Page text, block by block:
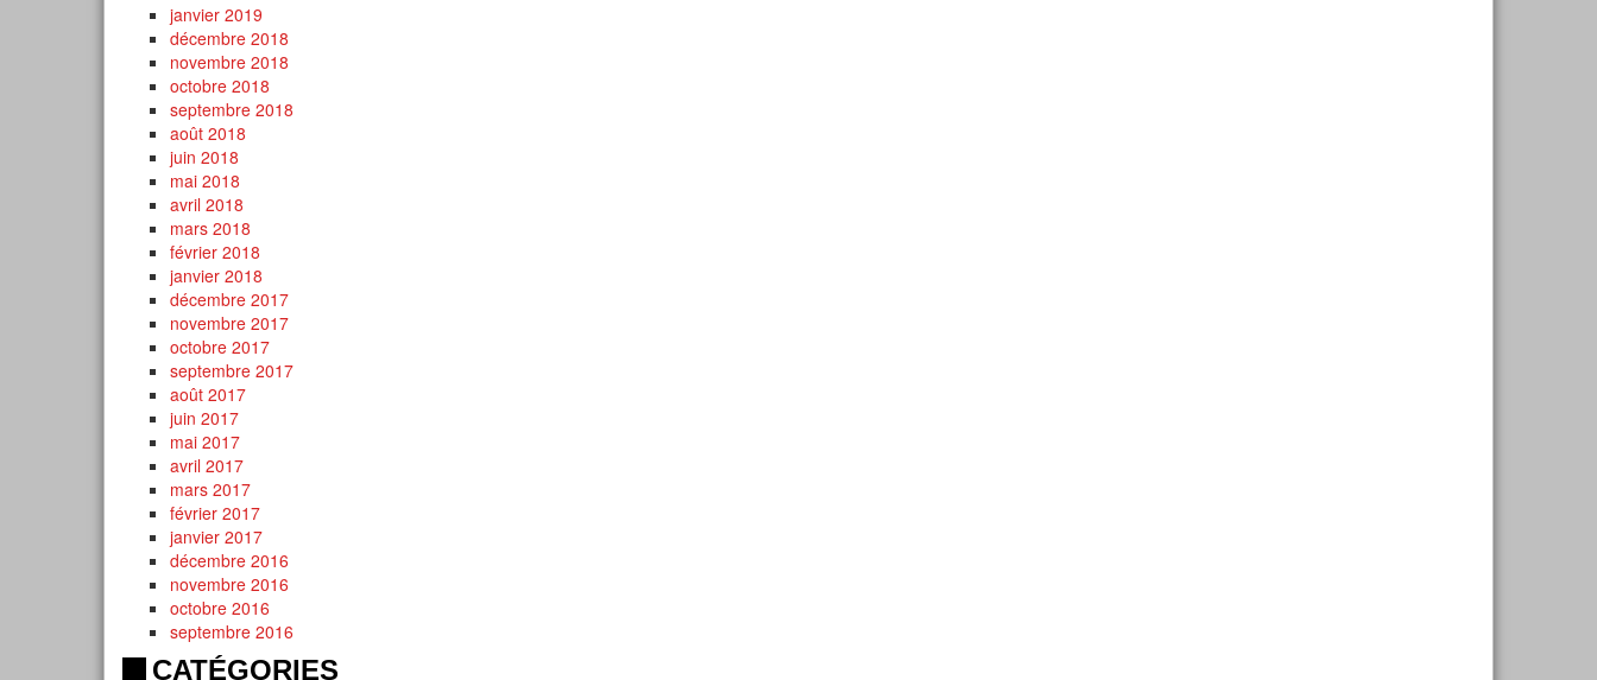
janvier 2019
décembre 2018
novembre 2018
octobre 2018
septembre 2018
août 2018
juin 2018
mai 2018
avril 2018
mars 2018
février 2018
janvier 2018
décembre 2017
novembre 2017
octobre 2017
septembre 2017
août 2017
juin 2017
mai 2017
avril 2017
mars 2017
février 2017
janvier 2017
décembre 2016
novembre 2016
octobre 2016
septembre 2016
CATÉGORIES